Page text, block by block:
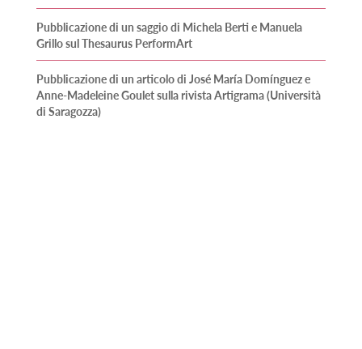
Pubblicazione di un saggio di Michela Berti e Manuela
Grillo sul Thesaurus PerformArt
Pubblicazione di un articolo di José María Domínguez e
Anne-Madeleine Goulet sulla rivista Artigrama (Università
di Saragozza)